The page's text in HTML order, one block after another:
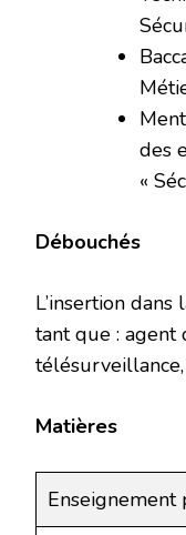
des
«
Débouchés
L’insertion
tant que : agent
Matières
Enseignement